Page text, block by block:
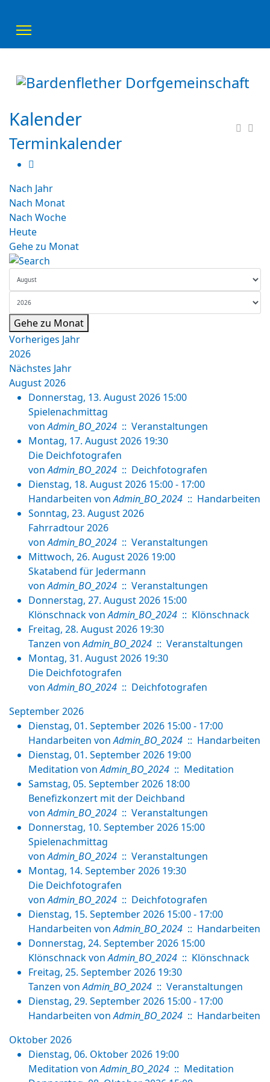
Kalender
Terminkalender
Nach Jahr
Nach Monat
Nach Woche
Heute
Gehe zu Monat
Gehe zu Monat
Vorheriges Jahr
2026
Nächstes Jahr
August 2026
Donnerstag, 13. August 2026 15:00
Spielenachmittag
von Admin_BO_2024 :: Veranstaltungen
Montag, 17. August 2026 19:30
Die Deichfotografen
von Admin_BO_2024 :: Deichfotografen
Dienstag, 18. August 2026 15:00 - 17:00
Handarbeiten von Admin_BO_2024 :: Handarbeiten
Sonntag, 23. August 2026
Fahrradtour 2026
von Admin_BO_2024 :: Veranstaltungen
Mittwoch, 26. August 2026 19:00
Skatabend für Jedermann
von Admin_BO_2024 :: Veranstaltungen
Donnerstag, 27. August 2026 15:00
Klönschnackvon Admin_BO_2024 :: Klönschnack
Freitag, 28. August 2026 19:30
Tanzen von Admin_BO_2024 :: Veranstaltungen
Montag, 31. August 2026 19:30
Die Deichfotografen
von Admin_BO_2024 :: Deichfotografen
September 2026
Dienstag, 01. September 2026 15:00 - 17:00
Handarbeiten von Admin_BO_2024 :: Handarbeiten
Dienstag, 01. September 2026 19:00
Meditation von Admin_BO_2024 :: Meditation
Samstag, 05. September 2026 18:00
Benefizkonzert mit der Deichband
von Admin_BO_2024 :: Veranstaltungen
Donnerstag, 10. September 2026 15:00
Spielenachmittag
von Admin_BO_2024 :: Veranstaltungen
Montag, 14. September 2026 19:30
Die Deichfotografen
von Admin_BO_2024 :: Deichfotografen
Dienstag, 15. September 2026 15:00 - 17:00
Handarbeiten von Admin_BO_2024 :: Handarbeiten
Donnerstag, 24. September 2026 15:00
Klönschnackvon Admin_BO_2024 :: Klönschnack
Freitag, 25. September 2026 19:30
Tanzen von Admin_BO_2024 :: Veranstaltungen
Dienstag, 29. September 2026 15:00 - 17:00
Handarbeiten von Admin_BO_2024 :: Handarbeiten
Oktober 2026
Dienstag, 06. Oktober 2026 19:00
Meditation von Admin_BO_2024 :: Meditation